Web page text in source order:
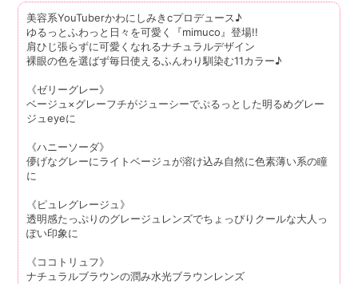
美容系YouTuberかわにしみきcプロデュース♪
ゆるっとふわっと日々を可愛く『mimuco』登場!!
肩ひじ張らずに可愛くなれるナチュラルデザイン
裸眼の色を選ばず毎日使えるふんわり馴染む11カラー♪
《ゼリーグレー》
ベージュ×グレーフチがジューシーでぷるっとした明るめグレー
ジュeyeに
《ハニーソーダ》
儚げなグレーにライトベージュが溶け込み自然に色素薄い系の瞳
に
《ピュレグレージュ》
透明感たっぷりのグレージュレンズでちょっぴりクールな大人っ
ぽい印象に
《ココトリュフ》
ナチュラルブラウンの潤み水光ブラウンレンズ